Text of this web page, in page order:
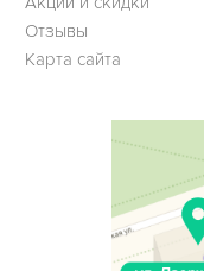
Отзывы
Карта сайта